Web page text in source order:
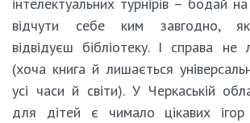
інтелектуальних турнірів – бодай
відчути себе ким завгодно,
відвідуєш бібліотеку. І справа
(хоча книга й лишається
усі часи й світи). У Черкаській
для дітей є чимало цікавих ігор